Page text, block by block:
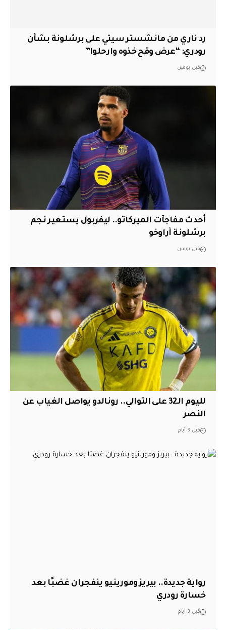
رد ناري من مانشستر سيتي على برشلونة بشأن
رودري: “عرض وقح خذوه وارحلوا”
قبل يومين
أحدث مفاجآت الميركاتو.. ليفربول يستعير نجم
برشلونة أراوخو
قبل يومين
لليوم الـ32 على التوالي.. رونالدو يواصل الغياب عن
النصر
قبل 3 أيام
رواية جديدة.. بيريز ومورينيو ينفجران غضبًا بعد
خسارة رودري
قبل 3 أيام